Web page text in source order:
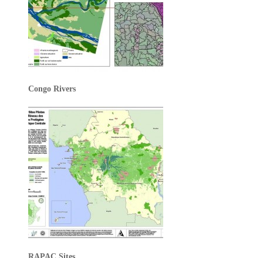
Congo Rivers